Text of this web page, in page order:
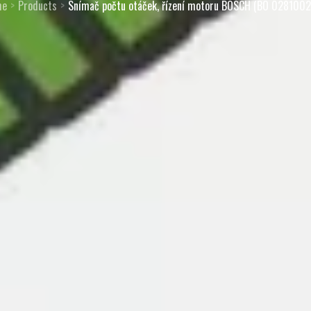
Products Snímač počtu otáček, řízení motoru BOSCH (BO